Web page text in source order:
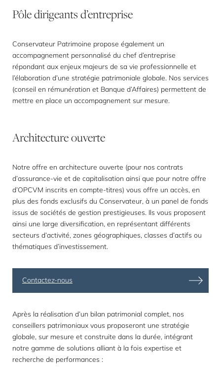
Pôledirigeantsd’entreprise
Conservateur Patrimoine propose également un
accompagnement personnalisé du chef d’entreprise
répondant aux enjeux majeurs de sa vie professionnelle et
l’élaboration d’une stratégie patrimoniale globale. Nos services
(conseil en rémunération et Banque d’Affaires) permettent de
mettre en place un accompagnement sur mesure.
Architectureouverte
Notre offre en architecture ouverte (pour nos contrats
d’assurance-vie et de capitalisation ainsi que pour notre offre
d’OPCVM inscrits en compte-titres) vous offre un accès, en
plus des fonds exclusifs du Conservateur, à un panel de fonds
issus de sociétés de gestion prestigieuses. Ils vous proposent
ainsi une large diversification, en représentant différents
secteurs d’activité, zones géographiques, classes d’actifs ou
thématiques d’investissement.
Contactez-nous
Après la réalisation d’un bilan patrimonial complet, nos
conseillers patrimoniaux vous proposeront une stratégie
globale, sur mesure et construite dans la durée, intégrant
notre gamme de solutions alliant à la fois expertise et
recherche de performances :